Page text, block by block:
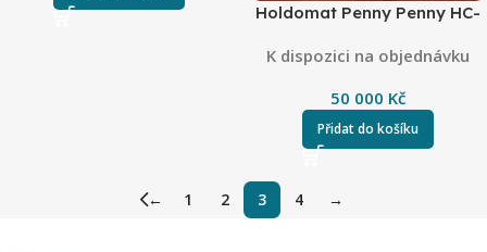
Holdomat Penny Penny HC-
K dispozici na objednávku
50 000 Kč
Přidat do košíku
← 1 2 3 4 →